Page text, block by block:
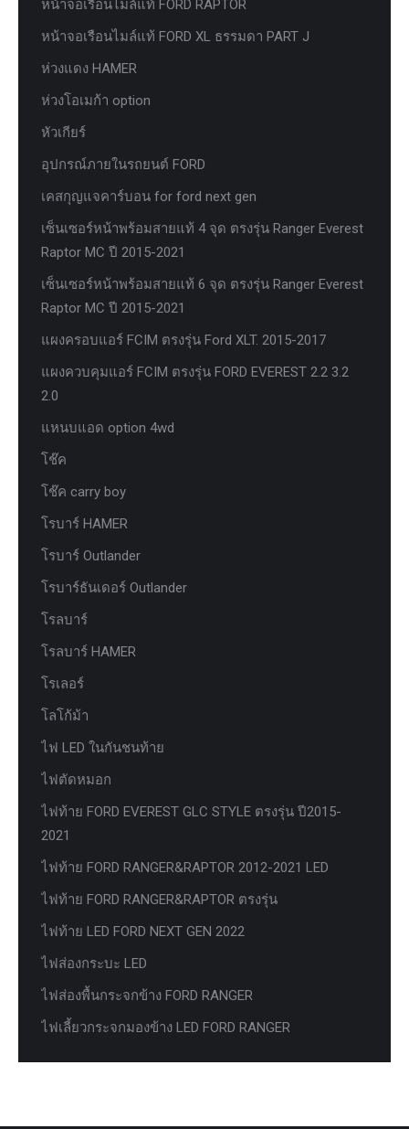
หน้าจอเรือนไมล์แท้ FORD RAPTOR
หน้าจอเรือนไมล์แท้ FORD XL ธรรมดา PART J
ห่วงแดง HAMER
ห่วงโอเมก้า option
หัวเกียร์
อุปกรณ์ภายในรถยนต์ FORD
เคสกุญแจคาร์บอน for ford next gen
เซ็นเซอร์หน้าพร้อมสายแท้ 4 จุด ตรงรุ่น Ranger Everest
Raptor MC ปี 2015-2021
เซ็นเซอร์หน้าพร้อมสายแท้ 6 จุด ตรงรุ่น Ranger Everest
Raptor MC ปี 2015-2021
แผงครอบแอร์ FCIM ตรงรุ่น Ford XLT. 2015-2017
แผงควบคุมแอร์ FCIM ตรงรุ่น FORD EVEREST 2.2 3.2
2.0
แหนบแอด option 4wd
โช๊ค
โช๊ค carry boy
โรบาร์ HAMER
โรบาร์ Outlander
โรบาร์ธันเดอร์ Outlander
โรลบาร์
โรลบาร์ HAMER
โรเลอร์
โลโก้ม้า
ไฟ LED ในกันชนท้าย
ไฟตัดหมอก
ไฟท้าย FORD EVEREST GLC STYLE ตรงรุ่น ปี2015-
2021
ไฟท้าย FORD RANGER&RAPTOR 2012-2021 LED
ไฟท้าย FORD RANGER&RAPTOR ตรงรุ่น
ไฟท้าย LED FORD NEXT GEN 2022
ไฟส่องกระบะ LED
ไฟส่องพื้นกระจกข้าง FORD RANGER
ไฟเลี้ยวกระจกมองข้าง LED FORD RANGER